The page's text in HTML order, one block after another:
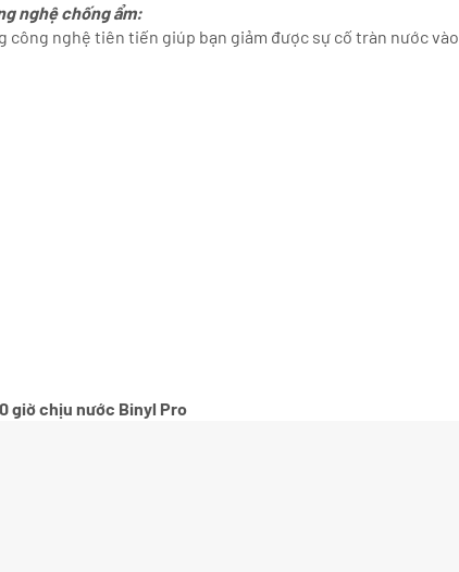
nghệ chống ẩm:
công nghệ tiên tiến giúp bạn giảm được sự cố tràn nước vào.
giờ chịu nước Binyl Pro